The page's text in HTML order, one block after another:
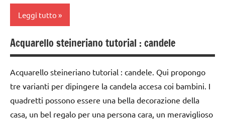
grammatica
GUIDA
MONTESSORI
GUIDA
DIDATTICA
WALDORF
DOWNLOAD
Epifania
DELL'ANNO
GUIDA
Leggi tutto
acquarello
IMMAGINE
arte
Acquarello steineriano tutorial : candele
Acquarello steineriano tutorial : candele. Qui propongo
tre varianti per dipingere la candela accesa coi bambini. I
quadretti possono essere una bella decorazione della
casa, un bel regalo per una persona cara, un meraviglioso